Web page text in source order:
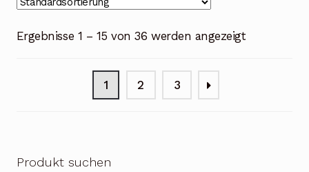
Ergebnisse 1 – 15 von 36 werden angezeigt
1 2 3
Produkt suchen